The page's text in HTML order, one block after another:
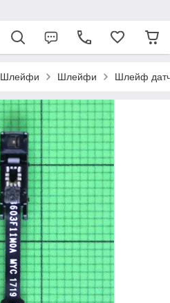
Шлейфи Шлейфи Шлейф